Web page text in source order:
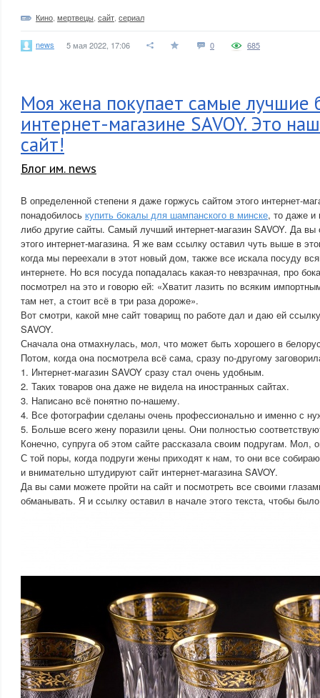
Кино мертвецы сайт сериал
news 5 мая 2022, 17:06 0 685
Моя жена покупает самые лучшие
интернет-магазине SAVOY. Это
сайт!
Блог им. news
В определенной степени я даже горжусь сайтом этого интернет-
понадобилось купить бокалы для шампанского в минске, то даже и
либо другие сайты. Самый лучший интернет-магазин SAVOY. Да вы
этого интернет-магазина. Я же вам ссылку оставил чуть выше в
когда мы переехали в этот новый дом, также все искала посуду
интернете. Но вся посуда попадалась какая-то невзрачная, про
посмотрел на это и говорю ей: «Хватит лазить по всяким
там нет, а стоит всё в три раза дороже».
Вот смотри, какой мне сайт товарищ по работе дал и даю ей
SAVOY.
Сначала она отмахнулась, мол, что может быть хорошего в
Потом, когда она посмотрела всё сама, сразу по-другому
1. Интернет-магазин SAVOY сразу стал очень удобным.
2. Таких товаров она даже не видела на иностранных сайтах.
3. Написано всё понятно по-нашему.
4. Все фотографии сделаны очень профессионально и именно с
5. Больше всего жену поразили цены. Они полностью
Конечно, супруга об этом сайте рассказала своим подругам. Мол,
С той поры, когда подруги жены приходят к нам, то они все
и внимательно штудируют сайт интернет-магазина SAVOY.
Да вы сами можете пройти на сайт и посмотреть все своими
обманывать. Я и ссылку оставил в начале этого текста, чтобы